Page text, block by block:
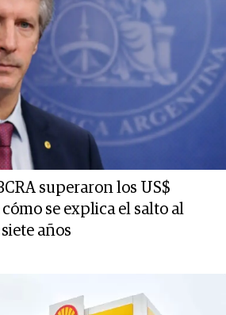
superaron los US$
se explica el salto al
años